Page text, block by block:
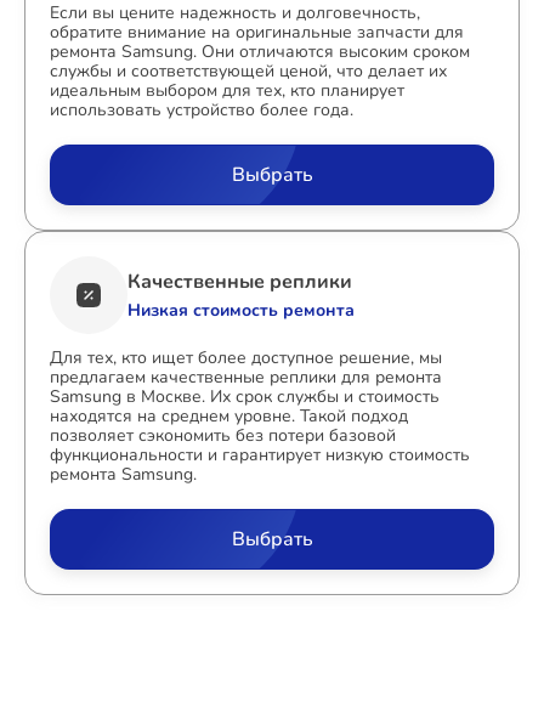
Если вы цените надежность и долговечность,
обратите внимание на оригинальные запчасти для
ремонта Samsung. Они отличаются высоким сроком
службы и соответствующей ценой, что делает их
идеальным выбором для тех, кто планирует
использовать устройство более года.
Выбрать
Качественные реплики
Низкая стоимость ремонта
Для тех, кто ищет более доступное решение, мы
предлагаем качественные реплики для ремонта
Samsung в Москве. Их срок службы и стоимость
находятся на среднем уровне. Такой подход
позволяет сэкономить без потери базовой
функциональности и гарантирует низкую стоимость
ремонта Samsung.
Выбрать